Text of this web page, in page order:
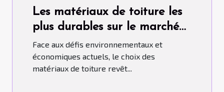
Les matériaux de toiture les
plus durables sur le marché
aujourd'hui
Face aux défis environnementaux et
économiques actuels, le choix des
matériaux de toiture revêt...